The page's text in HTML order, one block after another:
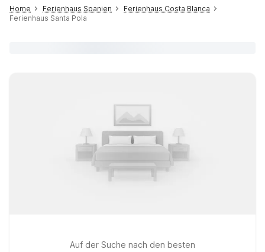
Home Ferienhaus Spanien
Ferienhaus Costa Blanca
Ferienhaus Santa Pola
Auf der Suche nach den besten